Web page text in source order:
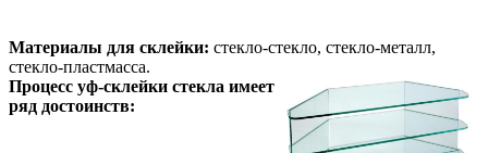
Материалы для склейки: стекло-стекло, стекло-металл,
стекло-пластмасса.
Процесс уф-склейки стекла имеет
ряд достоинств: